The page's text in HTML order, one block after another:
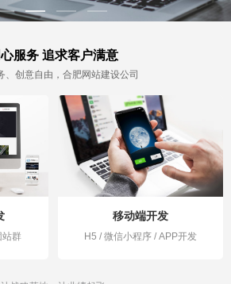
服务 追求客户满意
、创意自由，合肥网站建设公司
站群
移动端开发
H5 / 微信小程序 / APP开发